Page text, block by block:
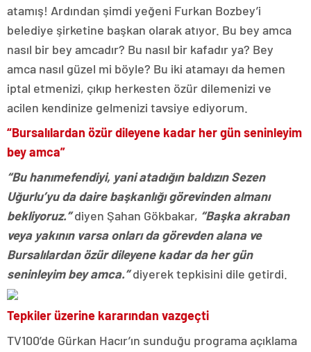
atamış! Ardından şimdi yeğeni Furkan Bozbey’i
belediye şirketine başkan olarak atıyor. Bu bey amca
nasıl bir bey amcadır? Bu nasıl bir kafadır ya? Bey
amca nasıl güzel mi böyle? Bu iki atamayı da hemen
iptal etmenizi, çıkıp herkesten özür dilemenizi ve
acilen kendinize gelmenizi tavsiye ediyorum.
“Bursalılardan özür dileyene kadar her gün seninleyim
bey amca”
“Bu hanımefendiyi, yani atadığın baldızın Sezen
Uğurlu’yu da daire başkanlığı görevinden almanı
bekliyoruz.”diyen Şahan Gökbakar, “Başka akraban
veya yakının varsa onları da görevden alana ve
Bursalılardan özür dileyene kadar da her gün
seninleyim bey amca.”diyerek tepkisini dile getirdi.
Tepkiler üzerine kararından vazgeçti
TV100’de Gürkan Hacır’ın sunduğu programa açıklama